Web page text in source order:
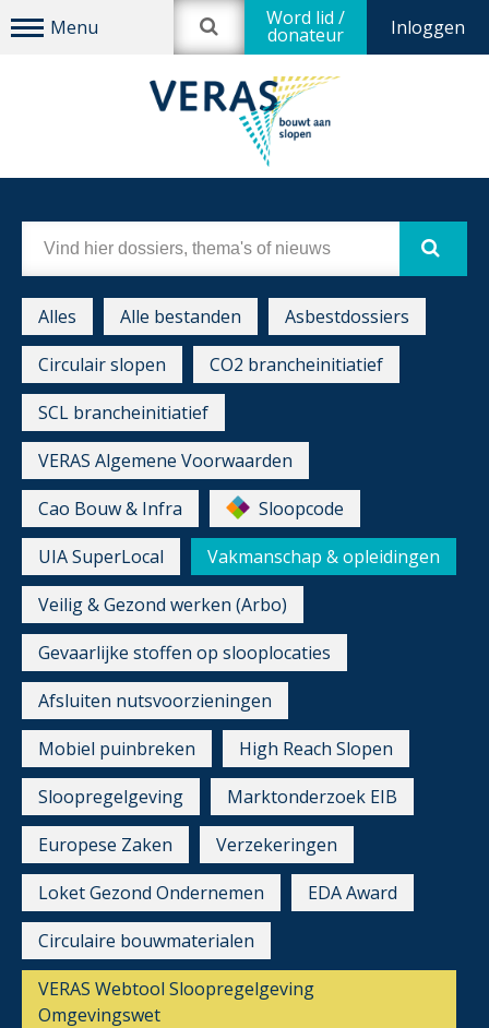
Inloggen
Word lid /
donateur
Alles Alle bestanden
Asbestdossiers
Circulair slopen
CO2 brancheinitiatief
SCL brancheinitiatief
VERAS Algemene Voorwaarden
Cao Bouw & Infra
Sloopcode
UIA SuperLocal
Vakmanschap & opleidingen
Veilig & Gezond werken (Arbo)
Gevaarlijke stoffen op slooplocaties
Afsluiten nutsvoorzieningen
Mobiel puinbreken
High Reach Slopen
Sloopregelgeving
Marktonderzoek EIB
Europese Zaken
Verzekeringen
Loket Gezond Ondernemen
EDA Award
Circulaire bouwmaterialen
VERAS Webtool Sloopregelgeving
Omgevingswet